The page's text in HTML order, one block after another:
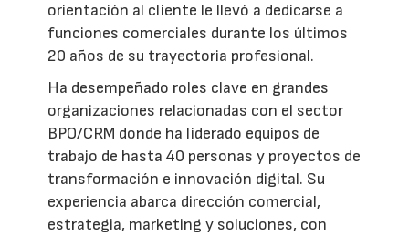
orientación al cliente le llevó a dedicarse a
funciones comerciales durante los últimos
20 años de su trayectoria profesional.
Ha desempeñado roles clave en grandes
organizaciones relacionadas con el sector
BPO/CRM donde ha liderado equipos de
trabajo de hasta 40 personas y proyectos de
transformación e innovación digital. Su
experiencia abarca dirección comercial,
estrategia, marketing y soluciones, con